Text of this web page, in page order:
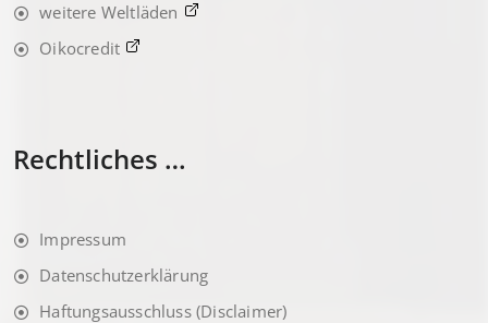
weitere Weltläden
Oikocredit
Rechtliches …
Impressum
Datenschutzerklärung
Haftungsausschluss (Disclaimer)